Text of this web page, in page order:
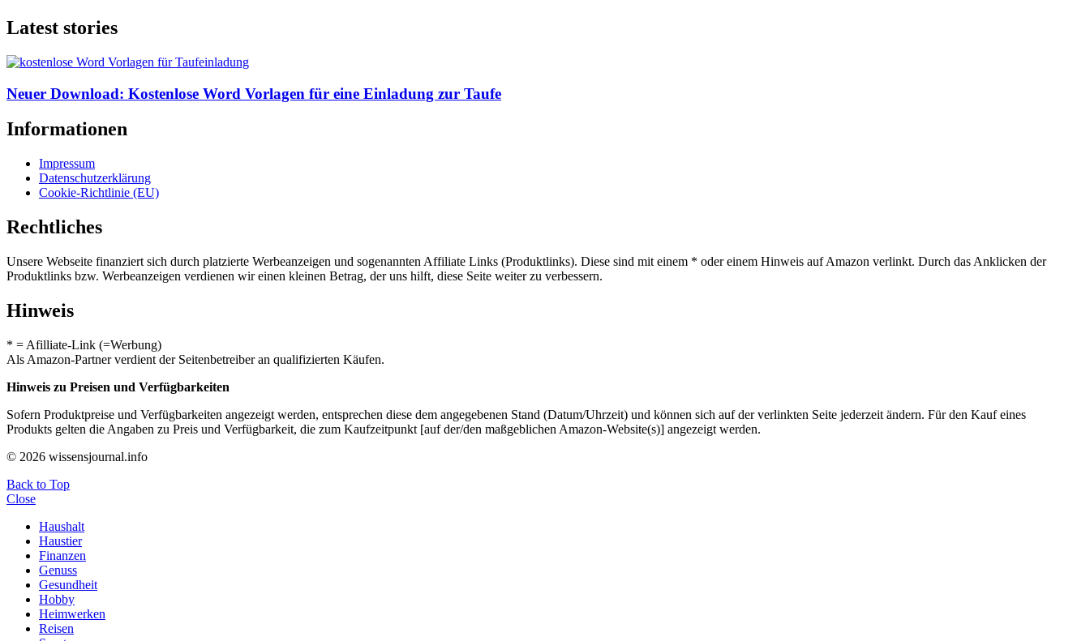
Latest stories
Neuer Download: Kostenlose Word Vorlagen für eine Einladung zur Taufe
Informationen
Impressum
Datenschutzerklärung
Cookie-Richtlinie (EU)
Rechtliches
Unsere Webseite finanziert sich durch platzierte Werbeanzeigen und sogenannten Affiliate Links (Produktlinks). Diese sind mit einem * oder einem Hinweis auf Amazon verlinkt. Durch das Anklicken der
Produktlinks bzw. Werbeanzeigen verdienen wir einen kleinen Betrag, der uns hilft, diese Seite weiter zu verbessern.
Hinweis
* = Afilliate-Link (=Werbung)
Als Amazon-Partner verdient der Seitenbetreiber an qualifizierten Käufen.
Hinweis zu Preisen und Verfügbarkeiten
Sofern Produktpreise und Verfügbarkeiten angezeigt werden, entsprechen diese dem angegebenen Stand (Datum/Uhrzeit) und können sich auf der verlinkten Seite jederzeit ändern. Für den Kauf eines
Produkts gelten die Angaben zu Preis und Verfügbarkeit, die zum Kaufzeitpunkt [auf der/den maßgeblichen Amazon-Website(s)] angezeigt werden.
© 2026 wissensjournal.info
Back to Top
Close
Haushalt
Haustier
Finanzen
Genuss
Gesundheit
Hobby
Heimwerken
Reisen